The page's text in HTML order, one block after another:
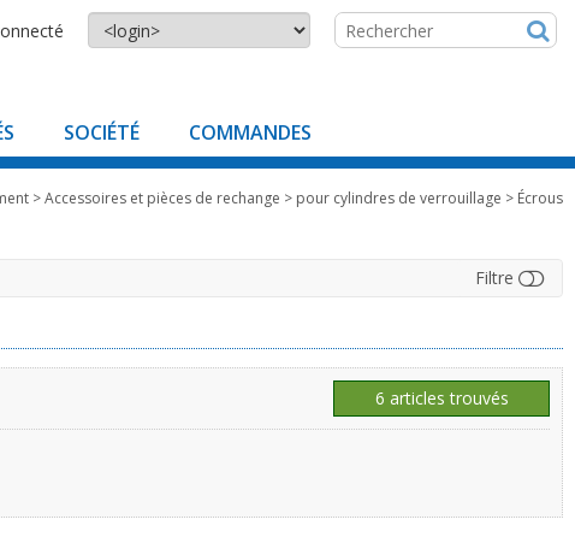
SOCIÉTÉ COMMANDES
>Accessoires et pièces de rechange > pour cylindres de verrouillage > Écrous
Filtre
6 articles trouvés